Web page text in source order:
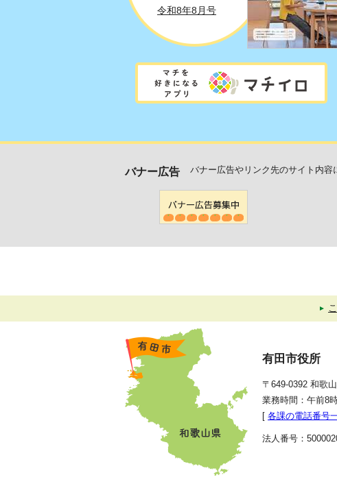
令和8年8月号
バナー広告 バナー広告やリンク先のサイト内容
有田市役所
〒649-0392 和歌
業務時間：午前8
[ 各課の電話番号
法人番号：